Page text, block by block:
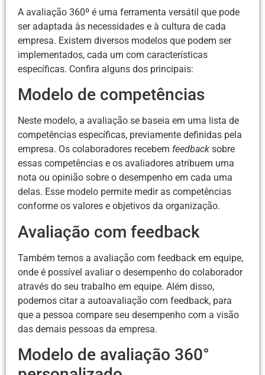
A avaliação 360º é uma ferramenta versátil que pode
ser adaptada às necessidades e à cultura de cada
empresa. Existem diversos modelos que podem ser
implementados, cada um com características
específicas. Confira alguns dos principais:
Modelo de competências
Neste modelo, a avaliação se baseia em uma lista de
competências específicas, previamente definidas pela
empresa. Os colaboradores recebem feedback sobre
essas competências e os avaliadores atribuem uma
nota ou opinião sobre o desempenho em cada uma
delas. Esse modelo permite medir as competências
conforme os valores e objetivos da organização.
Avaliação com feedback
Também temos a avaliação com feedback em equipe,
onde é possível avaliar o desempenho do colaborador
através do seu trabalho em equipe. Além disso,
podemos citar a autoavaliação com feedback, para
que a pessoa compare seu desempenho com a visão
das demais pessoas da empresa.
Modelo de avaliação 360°